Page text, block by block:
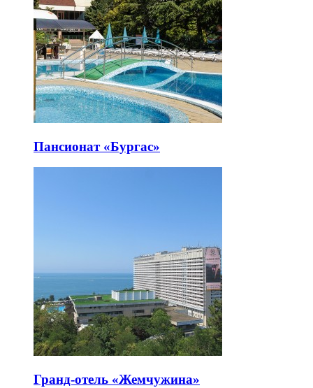
Пансионат «Бургас»
Гранд-отель «Жемчужина»